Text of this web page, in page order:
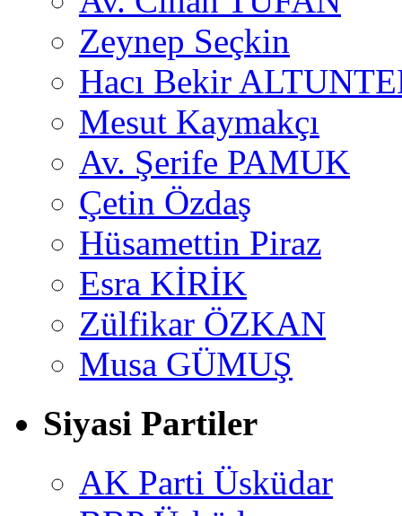
Zeynep Seçkin
Hacı Bekir
Mesut Kaymakçı
Av. Şerife PAMUK
Çetin Özdaş
Hüsamettin Piraz
Esra KİRİK
Zülfikar ÖZKAN
Musa GÜMUŞ
Siyasi Partiler
AK Parti Üsküdar